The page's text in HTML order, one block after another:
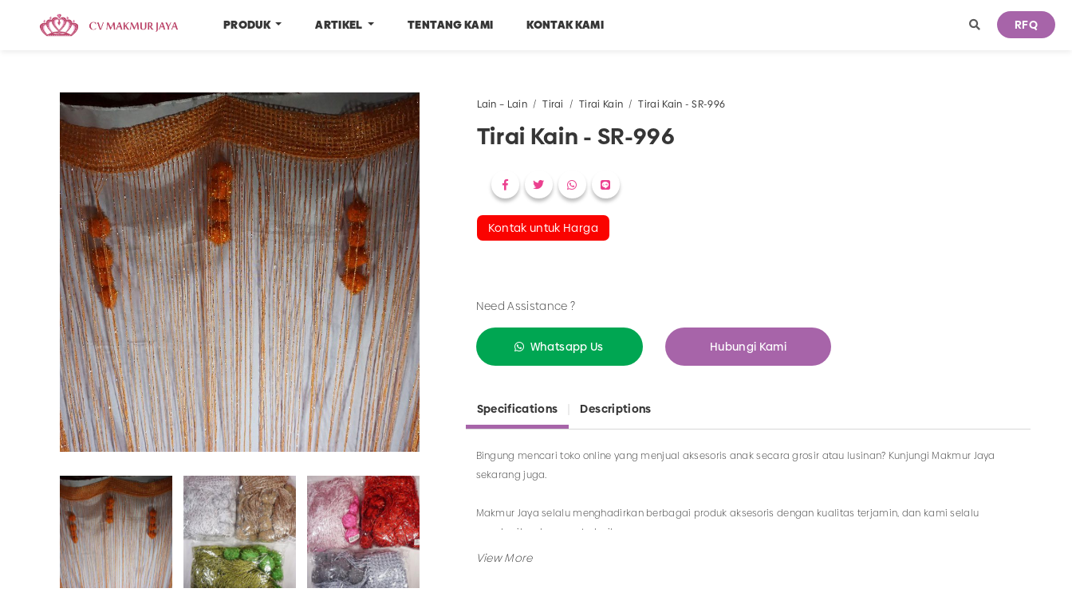
PRODUK ARTIKEL TENTANG KAMI KONTAK KAMI RFQ
Lain – Lain Tirai Tirai Kain Tirai Kain - SR-996
Tirai Kain - SR-996
Kontak untuk Harga
Need Assistance ?
Whatsapp Us Hubungi Kami
Specifications Descriptions
Bingung mencari toko online yang menjual aksesoris anak secara grosir atau lusinan? Kunjungi Makmur Jaya
sekarang juga.
Makmur Jaya selalu menghadirkan berbagai produk aksesoris dengan kualitas terjamin, dan kami selalu
memberikan layanan terbaik.